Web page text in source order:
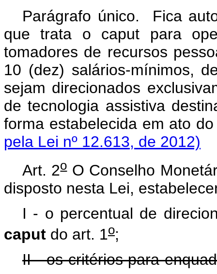
Parágrafo único. Fica
que trata o caput para
tomadores de recursos
10 (dez) salários-mínimos,
sejam direcionados
de tecnologia assistiva
forma estabelecida em
pela Lei nº 12.613, de 2012)
Art. 2oO Conselho
disposto nesta Lei,
I - o percentual de
caput do art. 1o;
II - os critérios para